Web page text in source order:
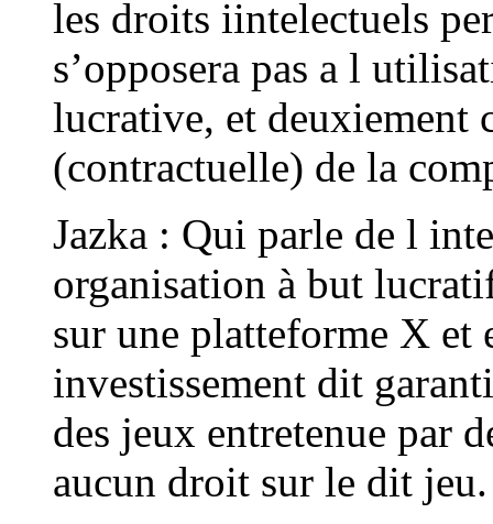
les droits iintelectuels
s’opposera pas a l
lucrative, et deuxiement
(contractuelle) de la
Jazka : Qui parle de l
organisation à but
sur une platteforme X
investissement dit
des jeux entretenue par
aucun droit sur le dit jeu.